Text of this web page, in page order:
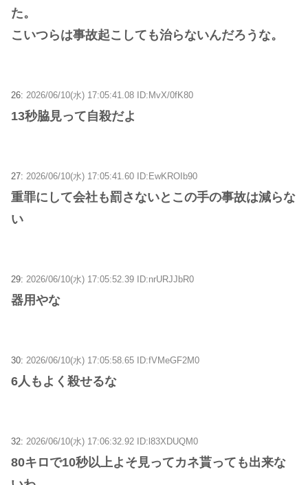
た。
こいつらは事故起こしても治らないんだろうな。
26: 2026/06/10(水) 17:05:41.08 ID:MvX/0fK80
13秒脇見って自殺だよ
27: 2026/06/10(水) 17:05:41.60 ID:EwKROIb90
重罪にして会社も罰さないとこの手の事故は減らな
い
29: 2026/06/10(水) 17:05:52.39 ID:nrURJJbR0
器用やな
30: 2026/06/10(水) 17:05:58.65 ID:fVMeGF2M0
6人もよく殺せるな
32: 2026/06/10(水) 17:06:32.92 ID:l83XDUQM0
80キロで10秒以上よそ見ってカネ貰っても出来な